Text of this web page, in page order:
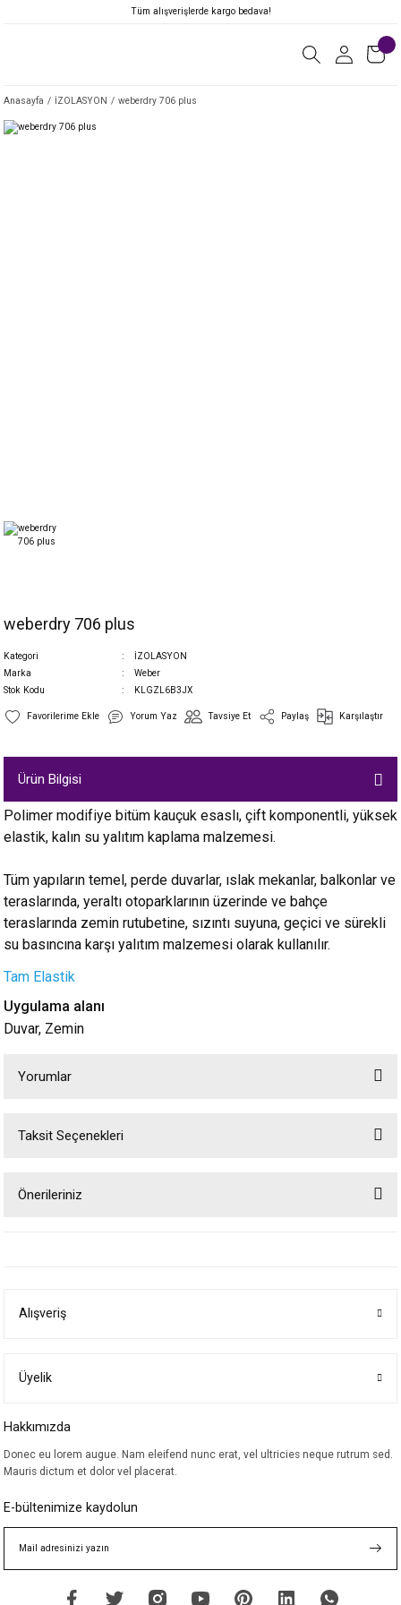
Tüm alışverişlerde kargo bedava!
Anasayfa İZOLASYON weberdry 706 plus
weberdry 706 plus
Kategori
İZOLASYON
Marka
Weber
Stok Kodu
KLGZL6B3JX
Yorum Yaz Tavsiye Et Paylaş Karşılaştır
Ürün Bilgisi
Polimer modifiye bitüm kauçuk esaslı, çift komponentli, yüksek
elastik, kalın su yalıtım kaplama malzemesi.
Tüm yapıların temel, perde duvarlar, ıslak mekanlar, balkonlar ve
teraslarında, yeraltı otoparklarının üzerinde ve bahçe
teraslarında zemin rutubetine, sızıntı suyuna, geçici ve sürekli
su basıncına karşı yalıtım malzemesi olarak kullanılır.
Tam Elastik
Uygulama alanı
Duvar, Zemin
Yorumlar
Taksit Seçenekleri
Önerileriniz
Ürün bilgilerinde hatalar bulunuyor.
Bu ürüne benzer farklı alternatifler olmalı.
Alışveriş
Üyelik
Hakkımızda
Donec eu lorem augue. Nam eleifend nunc erat, vel ultricies neque rutrum sed.
Mauris dictum et dolor vel placerat.
E-bültenimize kaydolun